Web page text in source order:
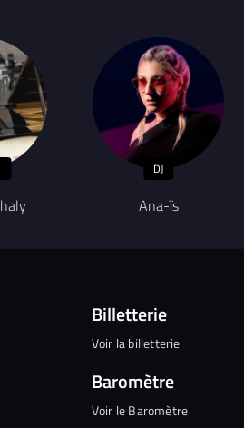
DJ
Ana-ïs
Billetterie
Voir la billetterie
Baromètre
Voir le Baromètre